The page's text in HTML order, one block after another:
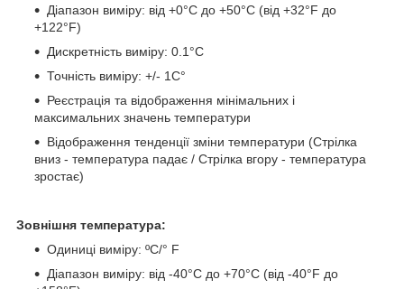
Діапазон виміру: від +0°C до +50°C (від +32°F до
+122°F)
Дискретність виміру: 0.1°C
Точність виміру: +/- 1C°
Реєстрація та відображення мінімальних і
максимальних значень температури
Відображення тенденції зміни температури (Стрілка
вниз - температура падає / Стрілка вгору - температура
зростає)
Зовнішня температура:
Одиниці виміру: ºС/° F
Діапазон виміру: від -40°C до +70°C (від -40°F до